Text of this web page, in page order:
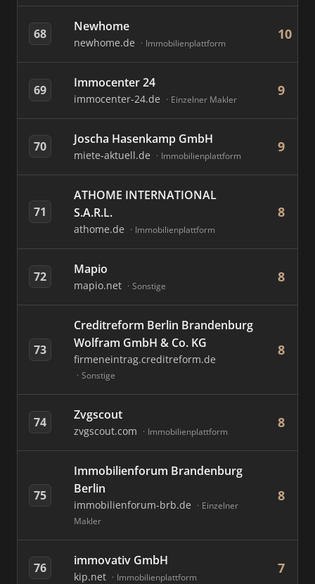
68 Newhome
newhome.de Immobilienplattform
10
69 Immocenter 24
immocenter-24.de Einzelner Makler
9
70 Joscha Hasenkamp GmbH
miete-aktuell.de Immobilienplattform
9
71
ATHOME INTERNATIONAL
S.A.R.L.
athome.de Immobilienplattform
8
72 Mapio
mapio.net Sonstige
8
73
Creditreform Berlin Brandenburg
Wolfram GmbH & Co. KG
firmeneintrag.creditreform.de
Sonstige
8
74 Zvgscout
zvgscout.com Immobilienplattform
8
75
Immobilienforum Brandenburg
Berlin
immobilienforum-brb.de
Einzelner
Makler
8
76 immovativ GmbH
kip.net Immobilienplattform
7